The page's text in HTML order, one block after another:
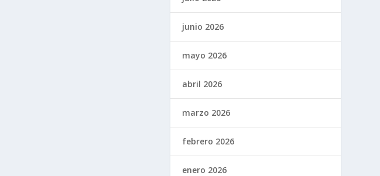
junio 2026
mayo 2026
abril 2026
marzo 2026
febrero 2026
enero 2026